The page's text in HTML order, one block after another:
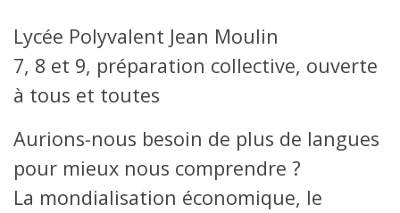
Lycée Polyvalent Jean Moulin
7, 8 et 9, préparation collective, ouverte
à tous et toutes
Aurions-nous besoin de plus de langues
pour mieux nous comprendre ?
La mondialisation économique, le